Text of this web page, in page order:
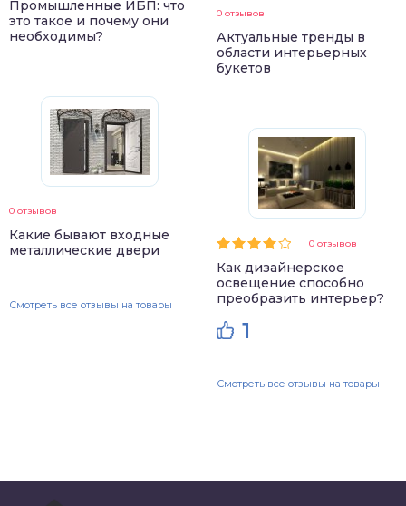
Промышленные ИБП: что
это такое и почему они
необходимы?
0 отзывов
Какие бывают входные
металлические двери
Смотреть все отзывы на товары
0 отзывов
Актуальные тренды в
области интерьерных
букетов
0 отзывов
Как дизайнерское
освещение способно
преобразить интерьер?
1
Смотреть все отзывы на товары